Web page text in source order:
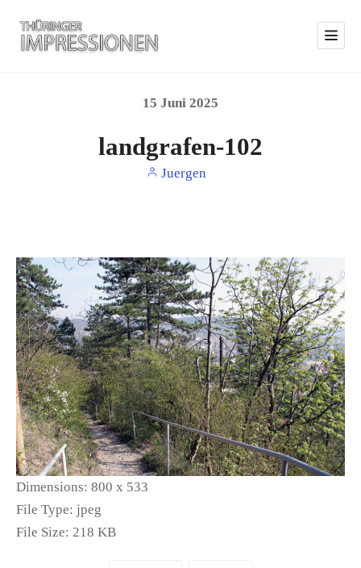
15 Juni 2025
landgrafen-102
Juergen
Dimensions: 800 x 533
File Type: jpeg
File Size: 218 KB